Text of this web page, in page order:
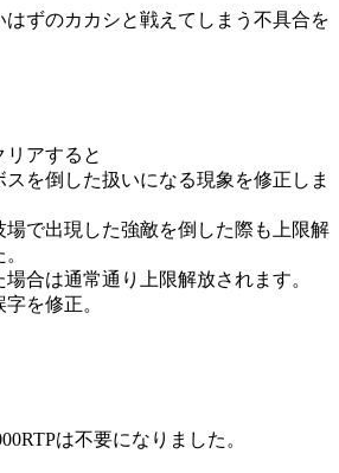
ずのカカシと戦えてしまう不具合を
アすると
を倒した扱いになる現象を修正しま
場で出現した強敵を倒した際も上限解
合は通常通り上限解放されます。
を修正。
は不要になりました。